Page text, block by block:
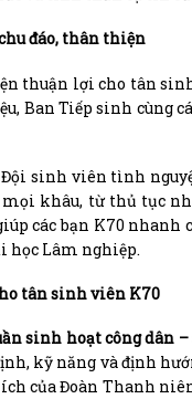
đáo, thân thiện
thuận lợi cho tân
Ban Tiếp sinh cùng
Đội sinh viên tình
khâu, từ thủ tục
các bạn K70
học Lâm nghiệp.
tân sinh viên K70
sinh hoạt công dân
kỹ năng và định
của Đoàn Thanh